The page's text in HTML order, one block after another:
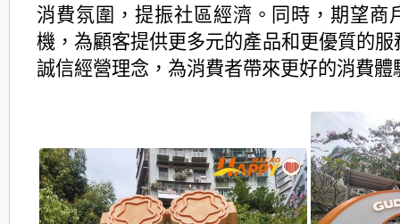
消費氛圍，提振社區經濟。同時，期望商
機，為顧客提供更多元的產品和更優質的服
誠信經營理念，為消費者帶來更好的消費體